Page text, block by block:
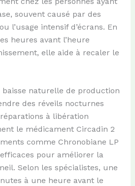
souvent causé par des
l’usage intensif d’écrans. En
heures avant l’heure
elle aide à recaler le
baisse naturelle de production
des réveils nocturnes
à libération
le médicament Circadin 2
comme Chronobiane LP
pour améliorer la
Selon les spécialistes, une
à une heure avant le